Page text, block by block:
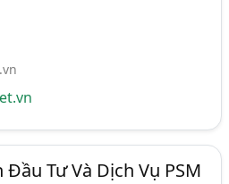
Đầu Tư Và Dịch Vụ PSM